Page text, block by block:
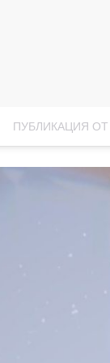
ПУБЛИКАЦИЯ ОТ